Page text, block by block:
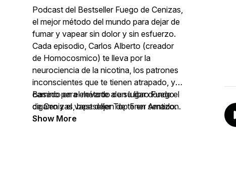
Podcast del Bestseller Fuego de Cenizas,
el mejor método del mundo para dejar de
fumar y vapear sin dolor y sin esfuerzo.
Cada episodio, Carlos Alberto (creador
de Homocosmico) te lleva por la
neurociencia de la nicotina, los patrones
inconscientes que te tienen atrapado, y el
camino para elevarte a un lugar donde el
cigarro y el vape dejen de tener sentido.
Basado en el método de su libro Fuego
de Cenizas, bestseller Top 5 en Amazon.
Show More